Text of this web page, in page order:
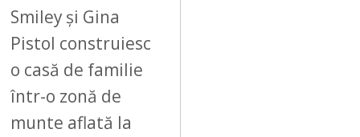
Smiley și Gina
Pistol construiesc
o casă de familie
într-o zonă de
munte aflată la